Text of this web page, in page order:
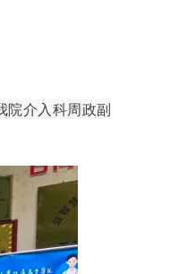
介入科周政副